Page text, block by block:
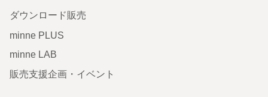
ダウンロード販売
minne PLUS
minne LAB
販売支援企画・イベント